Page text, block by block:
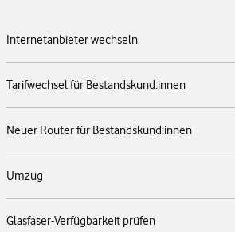
Internetanbieter wechseln
Tarifwechsel für Bestandskund:innen
Neuer Router für Bestandskund:innen
Umzug
Glasfaser-Verfügbarkeit prüfen